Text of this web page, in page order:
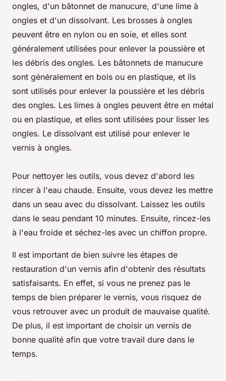
ongles, d'un bâtonnet de manucure, d'une lime à
ongles et d'un dissolvant. Les brosses à ongles
peuvent être en nylon ou en soie, et elles sont
généralement utilisées pour enlever la poussière et
les débris des ongles. Les bâtonnets de manucure
sont généralement en bois ou en plastique, et ils
sont utilisés pour enlever la poussière et les débris
des ongles. Les limes à ongles peuvent être en métal
ou en plastique, et elles sont utilisées pour lisser les
ongles. Le dissolvant est utilisé pour enlever le
vernis à ongles.
Pour nettoyer les outils, vous devez d'abord les
rincer à l'eau chaude. Ensuite, vous devez les mettre
dans un seau avec du dissolvant. Laissez les outils
dans le seau pendant 10 minutes. Ensuite, rincez-les
à l'eau froide et séchez-les avec un chiffon propre.
Il est important de bien suivre les étapes de
restauration d'un vernis afin d'obtenir des résultats
satisfaisants. En effet, si vous ne prenez pas le
temps de bien préparer le vernis, vous risquez de
vous retrouver avec un produit de mauvaise qualité.
De plus, il est important de choisir un vernis de
bonne qualité afin que votre travail dure dans le
temps.